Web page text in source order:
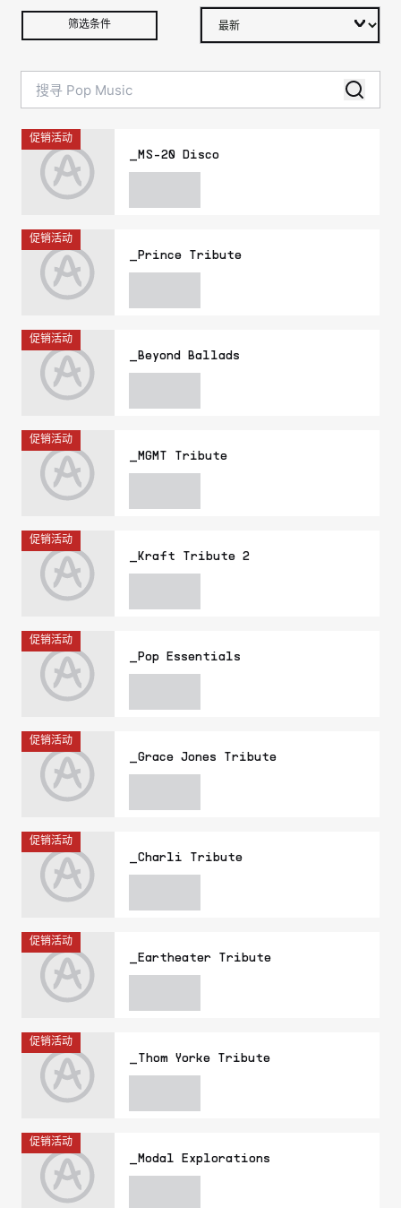
筛选条件
促销活动
_MS-20 Disco
促销活动
_Prince Tribute
促销活动
_Beyond Ballads
促销活动
_MGMT Tribute
促销活动
_Kraft Tribute 2
促销活动
_Pop Essentials
促销活动
_Grace Jones Tribute
促销活动
_Charli Tribute
促销活动
_Eartheater Tribute
促销活动
_Thom Yorke Tribute
促销活动
_Modal Explorations